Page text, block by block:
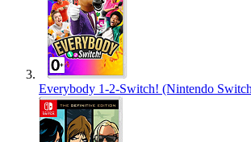
Everybody 1-2-Switch! (Nintendo